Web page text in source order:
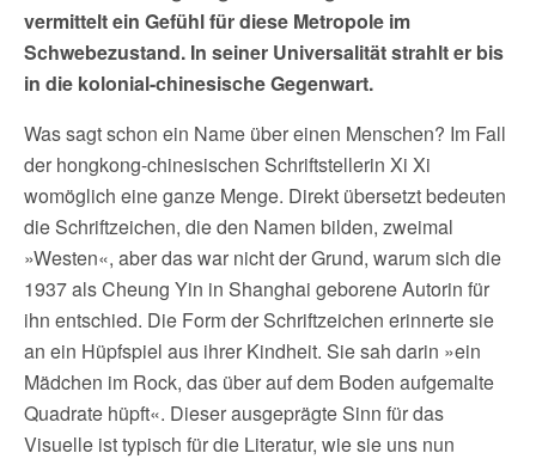
vermittelt ein Gefühl für diese Metropole im
Schwebezustand. In seiner Universalität strahlt er bis
in die kolonial-chinesische Gegenwart.
Was sagt schon ein Name über einen Menschen? Im Fall
der hongkong-chinesischen Schriftstellerin Xi Xi
womöglich eine ganze Menge. Direkt übersetzt bedeuten
die Schriftzeichen, die den Namen bilden, zweimal
»Westen«, aber das war nicht der Grund, warum sich die
1937 als Cheung Yin in Shanghai geborene Autorin für
ihn entschied. Die Form der Schriftzeichen erinnerte sie
an ein Hüpfspiel aus ihrer Kindheit. Sie sah darin »ein
Mädchen im Rock, das über auf dem Boden aufgemalte
Quadrate hüpft«. Dieser ausgeprägte Sinn für das
Visuelle ist typisch für die Literatur, wie sie uns nun